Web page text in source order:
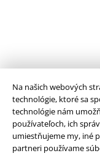
Na našich webových
technológie, ktoré sa
technológie nám
používateľoch, ich
umiestňujeme my, iné
partneri používame
Právne
Podmienky